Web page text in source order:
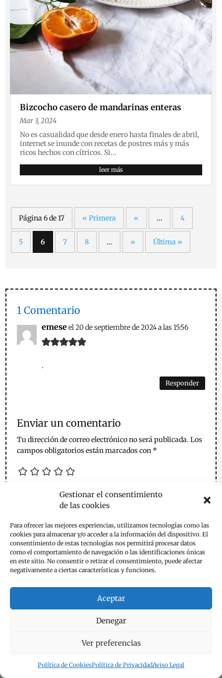
Gestionar el consentimiento
de las cookies
Para ofrecer las mejores experiencias, utilizamos tecnologías como las
cookies para almacenar y/o acceder a la información del dispositivo. El
consentimiento de estas tecnologías nos permitirá procesar datos
como el comportamiento de navegación o las identificaciones únicas
en este sitio. No consentir o retirar el consentimiento, puede afectar
negativamente a ciertas características y funciones.
Aceptar
Denegar
Ver preferencias
Política de CookiesPolítica de PrivacidadAviso Legal
Bizcocho casero de mandarinas enteras
Mar 3, 2024
No es casualidad que desde enero hasta finales de abril,
internet se inunde con recetas de postres más y más
ricos hechos con cítricos. Si...
leer más
Página 6 de 17 « Primera « ... 4
5 6 7 8 ... » Última »
1 Comentario
emeseel 20 de septiembre de 2024 a las 15:56
.
Responder
Enviar un comentario
Tu dirección de correo electrónico no será publicada. Los
campos obligatorios están marcados con *